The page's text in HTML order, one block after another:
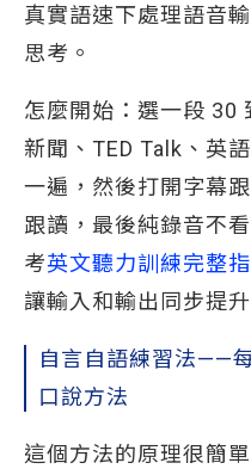
真實語速下處理語音
思考。
怎麼開始：選一段 30
新聞、TED Talk、英
一遍，然後打開字幕
跟讀，最後純錄音不
考英文聽力訓練完整
讓輸入和輸出同步提升
自言自語練習法——
口說方法
這個方法的原理很簡